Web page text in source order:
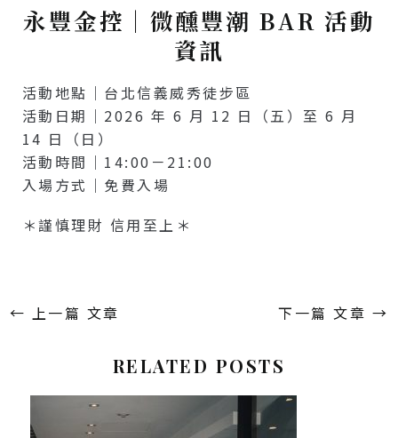
永豐金控｜微醺豐潮 BAR 活動
資訊
活動地點｜台北信義威秀徒步區
活動日期｜2026 年 6 月 12 日（五）至 6 月
14 日（日）
活動時間｜14:00－21:00
入場方式｜免費入場
＊謹慎理財 信用至上＊
← 上一篇 文章 下一篇 文章 →
RELATED POSTS